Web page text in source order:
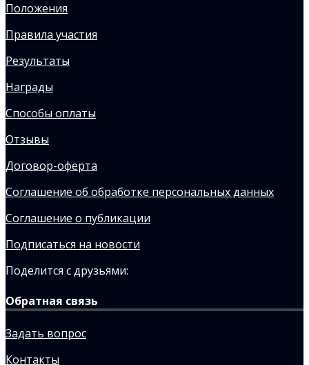
Положения
Правила участия
Результаты
Награды
Способы оплаты
Отзывы
Договор-оферта
Соглашение об обработке персональных данных
Соглашение о публикации
Подписаться на новости
Поделится с друзьями:
Обратная связь
Задать вопрос
Контакты